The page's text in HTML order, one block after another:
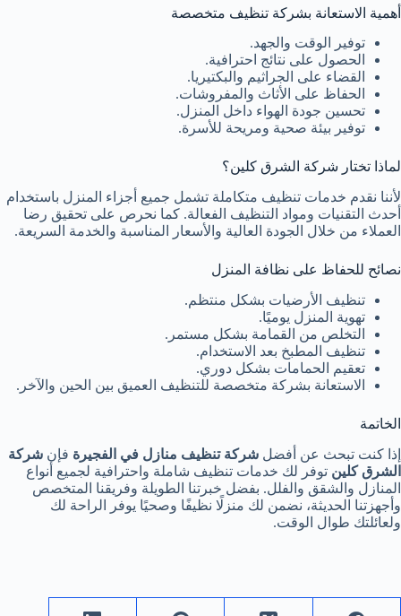
أهمية الاستعانة بشركة تنظيف متخصصة
توفير الوقت والجهد.
الحصول على نتائج احترافية.
القضاء على الجراثيم والبكتيريا.
الحفاظ على الأثاث والمفروشات.
تحسين جودة الهواء داخل المنزل.
توفير بيئة صحية ومريحة للأسرة.
لماذا تختار شركة الشرق كلين؟
لأننا نقدم خدمات تنظيف متكاملة تشمل جميع أجزاء المنزل باستخدام
أحدث التقنيات ومواد التنظيف الفعالة. كما نحرص على تحقيق رضا
العملاء من خلال الجودة العالية والأسعار المناسبة والخدمة السريعة.
نصائح للحفاظ على نظافة المنزل
تنظيف الأرضيات بشكل منتظم.
تهوية المنزل يوميًا.
التخلص من القمامة بشكل مستمر.
تنظيف المطبخ بعد الاستخدام.
تعقيم الحمامات بشكل دوري.
الاستعانة بشركة متخصصة للتنظيف العميق بين الحين والآخر.
الخاتمة
إذا كنت تبحث عن أفضل شركة تنظيف منازل في الفجيرة فإن شركة
الشرق كلين توفر لك خدمات تنظيف شاملة واحترافية لجميع أنواع
المنازل والشقق والفلل. بفضل خبرتنا الطويلة وفريقنا المتخصص
وأجهزتنا الحديثة، نضمن لك منزلًا نظيفًا وصحيًا يوفر الراحة لك
ولعائلتك طوال الوقت.